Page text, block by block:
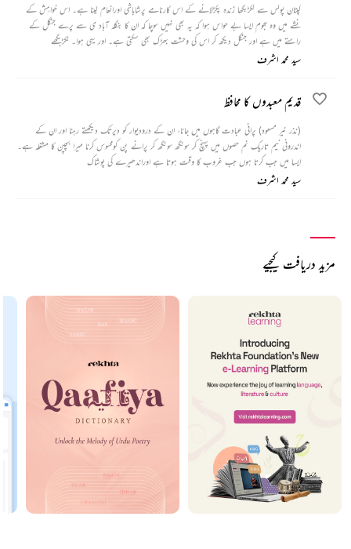
کپتان پولس سے لکڑبگھا زندہ پکڑلانے کے اس کارنامے پرشاباشی اورانعام لینا ہے۔ اس خواہش کے
نشے میں وہ ہجوم ایسا بے حواس ہوا کہ یہ بھی نہیں سوچا کہ ان کا بنگلہ آباد ی سے پرے جنگل کے
راستے میں ہے اور جنگل دیکھ کر اس کی وحشت بھڑک بھی سکتی ہے۔ اور یہی ہوا۔ لکڑبگھے
سید محمد اشرف
قدیم معبدوں کا محافظ
(نذر نیر مسعود) پرانی عبادت گاہوں میں جانا، ان کے درودیوار کو دیرتک دیکھتے رہنا اور ان کے
اندرونی نیم تاریک نم حصوں میں پہنچ کر سونگھ سونگھ کر پرانے پن کومحسوس کرنا میرا بچپن کا مشغلہ ہے۔
ایسا میں جب کرتا ہوں جب غروب کا وقت ہوتا ہے اوراندھیرے کی پوشاک
سید محمد اشرف
مزید دریافت کیجیے